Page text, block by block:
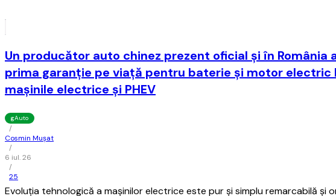
Un producător auto chinez prezent oficial şi în România
prima garanţie pe viaţă pentru baterie şi motor electric
maşinile electrice şi PHEV
gAuto
/
Cosmin Mușat
/
6 iul. 26
/
25
Evoluţia tehnologică a maşinilor electrice este pur şi simplu remarcabilă şi